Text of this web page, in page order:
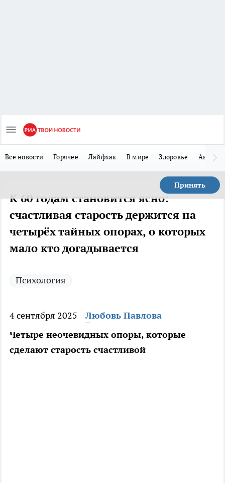
Все новости Горячее Лайфхак В мире Здоровье Авто
Принять
К 60 годам становится ясно:
счастливая старость держится на
четырёх тайных опорах, о которых
мало кто догадывается
Психология
4 сентября 2025
Любовь Павлова
Четыре неочевидных опоры, которые
сделают старость счастливой